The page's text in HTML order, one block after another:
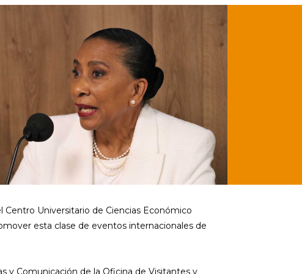
Universitario de Ciencias Económico
esta clase de eventos internacionales de
y Comunicación de la Oficina de Visitantes y